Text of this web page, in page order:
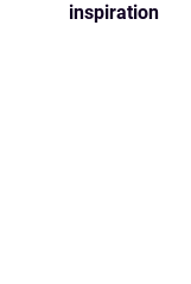
inspiration